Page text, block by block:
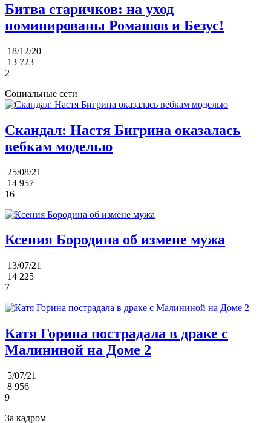
Битва старичков: на уход
номинированы Ромашов и Безус!
18/12/20
13 723
2
Социальные сети
Скандал: Настя Бигрина оказалась
вебкам моделью
25/08/21
14 957
16
Ксения Бородина об измене мужа
13/07/21
14 225
7
Катя Горина пострадала в драке с
Малининой на Доме 2
5/07/21
8 956
9
За кадром